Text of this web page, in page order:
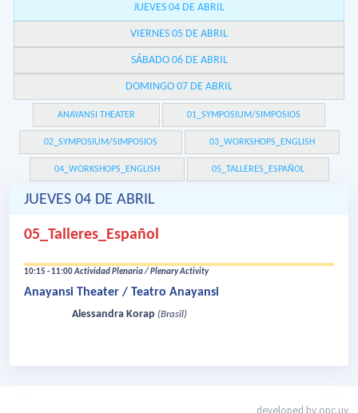
JUEVES 04 DE ABRIL
VIERNES 05 DE ABRIL
SÁBADO 06 DE ABRIL
DOMINGO 07 DE ABRIL
ANAYANSI THEATER 01_SYMPOSIUM/SIMPOSIOS
02_SYMPOSIUM/SIMPOSIOS 03_WORKSHOPS_ENGLISH
04_WORKSHOPS_ENGLISH 05_TALLERES_ESPAÑOL
JUEVES 04 DE ABRIL
05_Talleres_Español
10:15 - 11:00Actividad Plenaria / Plenary Activity
Anayansi Theater / Teatro Anayansi
Alessandra Korap (Brasil)
developed by opc.uy